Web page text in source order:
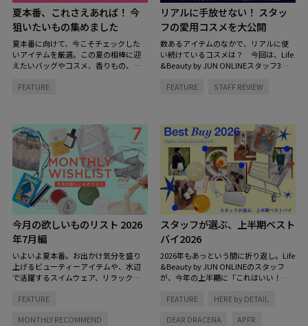
夏本番、これさえあれば！ 今
狙いたいもの集めました
夏本番に向けて、今こそチェックした
いアイテムを厳選。この夏の相棒に迎
えたいバッグやコスメ、香りもの、イ
プをご紹介します。
FEATURE
リアルに手放せない！ スタッ
フの愛用コスメを大公開
数あるアイテムのなかで、リアルに使
い続けているコスメは？ 今回は、Life
&Beauty by JUN ONLINEスタッフ3名
キンケアからヘアケアまで、毎日の定
FEATURE STAFF REVIEW
今月の欲しいものリスト 2026
年7月編
いよいよ夏本番。お出かけ気分を盛り
上げるビューティーアイテムや、水辺
で活躍するスイムウェア、リラックス
と心地よく、自分らしく過ごすための
FEATURE
MONTHLY RECOMMEND
スタッフが選ぶ、上半期ベスト
バイ2026
2026年もあっという間に折り返し。Life
&Beauty by JUN ONLINEのスタッフ
が、今年の上半期に「これはいい！」
しました。
FEATURE HERE by DETAIL
DEAR DRACENA APFR